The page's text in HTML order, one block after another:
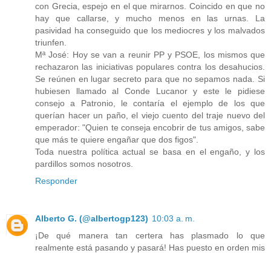
con Grecia, espejo en el que mirarnos. Coincido en que no
hay que callarse, y mucho menos en las urnas. La
pasividad ha conseguido que los mediocres y los malvados
triunfen.
Mª José: Hoy se van a reunir PP y PSOE, los mismos que
rechazaron las iniciativas populares contra los desahucios.
Se reúnen en lugar secreto para que no sepamos nada. Si
hubiesen llamado al Conde Lucanor y este le pidiese
consejo a Patronio, le contaría el ejemplo de los que
querían hacer un paño, el viejo cuento del traje nuevo del
emperador: "Quien te conseja encobrir de tus amigos, sabe
que más te quiere engañar que dos figos".
Toda nuestra política actual se basa en el engaño, y los
pardillos somos nosotros.
Responder
Alberto G. (@albertogp123) 10:03 a. m.
¡De qué manera tan certera has plasmado lo que
realmente está pasando y pasará! Has puesto en orden mis